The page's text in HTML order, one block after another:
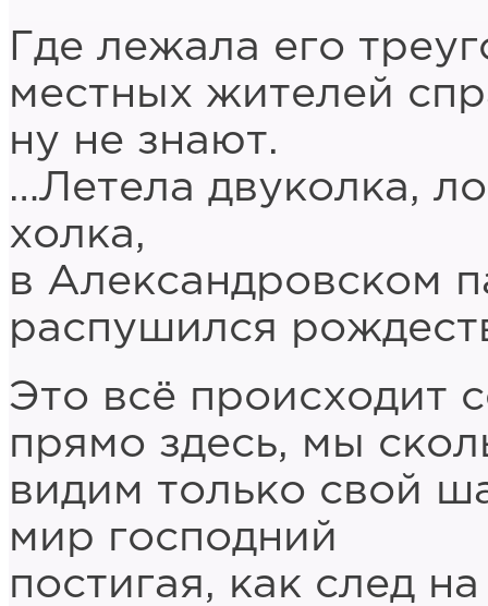
Где лежала его
местных жителей
ну не знают.
…Летела двуколка,
холка,
в Александровском
распушился
Это всё происходит
прямо здесь, мы
видим только свой
мир господний
постигая, как след